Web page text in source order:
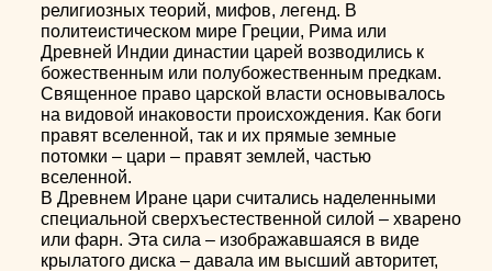
религиозных теорий, мифов, легенд. В
политеистическом мире Греции, Рима или
Древней Индии династии царей возводились к
божественным или полубожественным предкам.
Священное право царской власти основывалось
на видовой инаковости происхождения. Как боги
правят вселенной, так и их прямые земные
потомки – цари – правят землей, частью
вселенной.
В Древнем Иране цари считались наделенными
специальной сверхъестественной силой – хварено
или фарн. Эта сила – изображавшаяся в виде
крылатого диска – давала им высший авторитет,